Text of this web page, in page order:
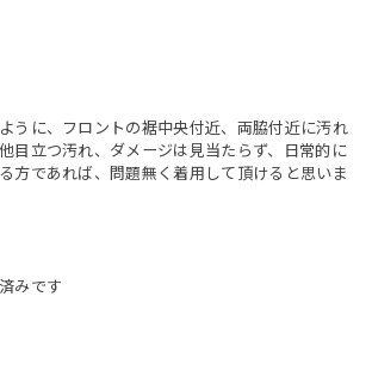
うに、フロントの裾中央付近、両脇付近に汚れ
目立つ汚れ、ダメージは見当たらず、日常的に
方であれば、問題無く着用して頂けると思いま
みです